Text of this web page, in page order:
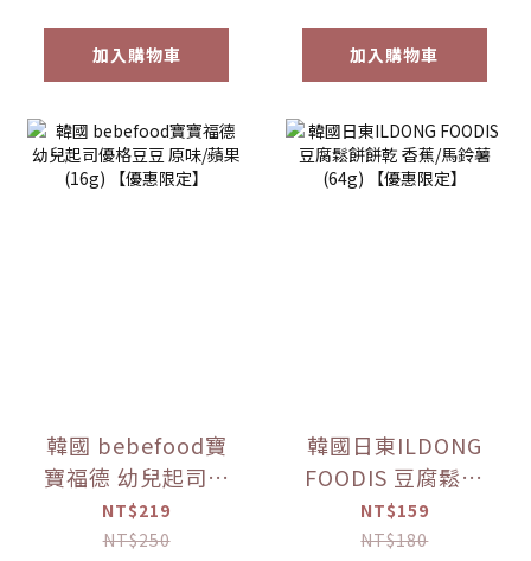
加入購物車 加入購物車
韓國 bebefood寶
寶福德 幼兒起司優
格豆豆 原味/蘋果
(16g) 【優惠限定】
NT$219
NT$250
韓國日東ILDONG
FOODIS 豆腐鬆餅
餅乾 香蕉/馬鈴薯
(64g) 【優惠限定】
NT$159
NT$180